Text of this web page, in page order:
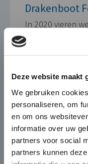
Deze website maakt
We gebruiken
personaliseren, om
en om ons
informatie over uw
partners voor social
partners kunnen
Drakenboot
In 2020 vieren
festiviteiten voor
De
snel en
naadloos
complexe
die zorgen